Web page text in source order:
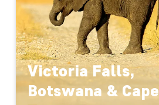
Victoria Falls,
Botswana & Cape